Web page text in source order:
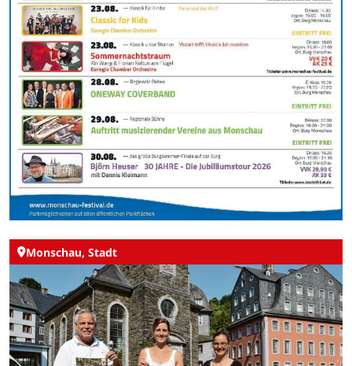
Monschau, Stadt